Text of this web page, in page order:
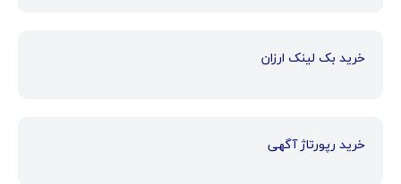
خرید بک لینک ارزان
خرید رپورتاژ آگهی